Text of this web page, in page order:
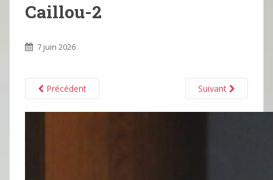
Caillou-2
7 juin 2026
Précédent Suivant